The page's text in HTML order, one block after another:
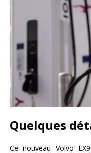
Quelques
Ce nouveau Volvo